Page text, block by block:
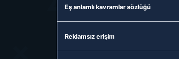
Eş anlamlı kavramlar sözlüğü
Reklamsız erişim